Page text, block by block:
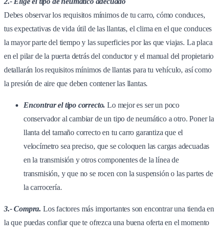
Debes observar los requisitos mínimos de tu carro, cómo conduces,
tus expectativas de vida útil de las llantas, el clima en el que conduces
la mayor parte del tiempo y las superficies por las que viajas. La placa
en el pilar de la puerta detrás del conductor y el manual del propietario
detallarán los requisitos mínimos de llantas para tu vehículo, así como
la presión de aire que deben contener las llantas.
Encontrar el tipo correcto. Lo mejor es ser un poco
conservador al cambiar de un tipo de neumático a otro. Poner la
llanta del tamaño correcto en tu carro garantiza que el
velocímetro sea preciso, que se coloquen las cargas adecuadas
en la transmisión y otros componentes de la línea de
transmisión, y que no se rocen con la suspensión o las partes de
la carrocería.
3.- Compra. Los factores más importantes son encontrar una tienda en
la que puedas confiar que te ofrezca una buena oferta en el momento